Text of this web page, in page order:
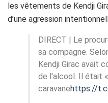
les vêtements de Kendji
d’une agression
DIRECT | Le
sa compagne.
Kendji Girac avait
de l'alcool. Il était
caravanehttps://